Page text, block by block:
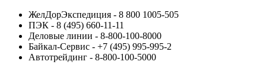
ЖелДорЭкспедиция - 8 800 1005-505
ПЭК - 8 (495) 660-11-11
Деловые линии - 8-800-100-8000
Байкал-Сервис - +7 (495) 995-995-2
Автотрейдинг - 8-800-100-5000